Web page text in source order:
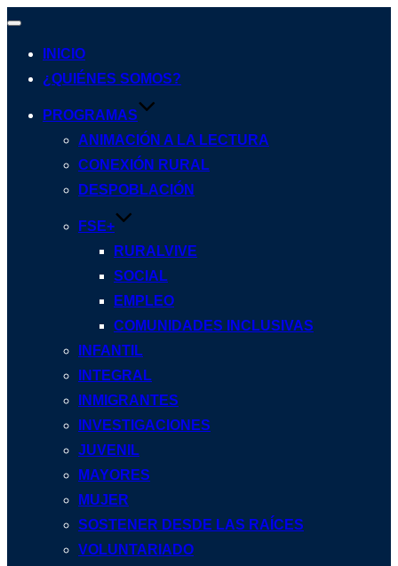
Alternar
INICIO
¿QUIÉNES SOMOS?
PROGRAMAS
ANIMACIÓN A LA LECTURA
CONEXIÓN RURAL
DESPOBLACIÓN
FSE+
RURALVIVE
SOCIAL
EMPLEO
COMUNIDADES INCLUSIVAS
INFANTIL
INTEGRAL
INMIGRANTES
INVESTIGACIONES
JUVENIL
MAYORES
MUJER
SOSTENER DESDE LAS RAÍCES
VOLUNTARIADO